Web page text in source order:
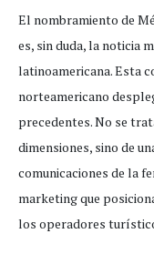
El nombramiento de
es, sin duda, la noticia
latinoamericana. Esta
norteamericano
precedentes. No se
dimensiones, sino de
comunicaciones de la
marketing que
los operadores